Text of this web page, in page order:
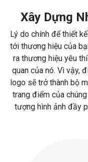
Xây Dựng
Lý do chính để thiết
tới thương hiệu của
ra thương hiệu yêu
quan của nó. Vì vậy,
logo sẽ trở thành bộ
trang điểm của
tượng hình ảnh đầy